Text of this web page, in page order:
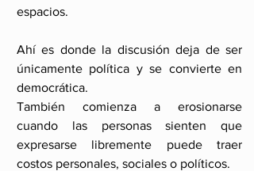
espacios.
Ahí es donde la discusión deja de ser
únicamente política y se convierte en
democrática.
También comienza a erosionarse
cuando las personas sienten que
expresarse libremente puede traer
costos personales, sociales o políticos.